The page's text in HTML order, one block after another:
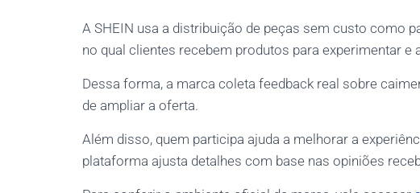
A SHEIN usa a distribuição de peças sem custo como
no qual clientes recebem produtos para experimentar e
Dessa forma, a marca coleta feedback real sobre
de ampliar a oferta.
Além disso, quem participa ajuda a melhorar a
plataforma ajusta detalhes com base nas opiniões